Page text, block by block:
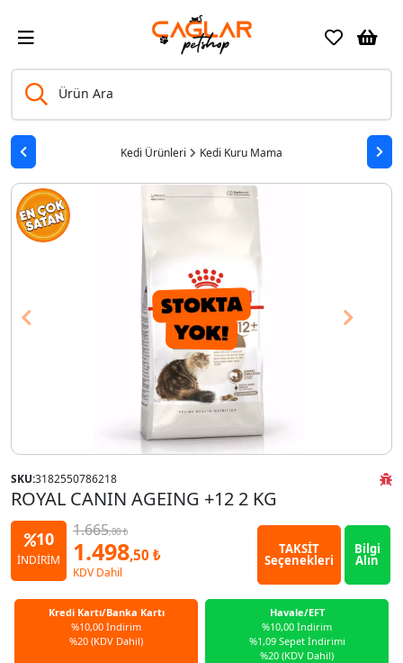
Ürün Ara
Kedi Ürünleri Kedi Kuru Mama
Previous Next
SKU:3182550786218
ROYAL CANIN AGEING +12 2 KG
10
İNDİRİM
1.665,00 ₺
1.498,50 ₺
KDV Dahil
TAKSİT
Seçenekleri
Bilgi
Alın
Kredi Kartı/Banka Kartı
%10,00 İndirim
%20 (KDV Dahil)
Havale/EFT
%10,00 İndirim
%1,09 Sepet İndirimi
%20 (KDV Dahil)